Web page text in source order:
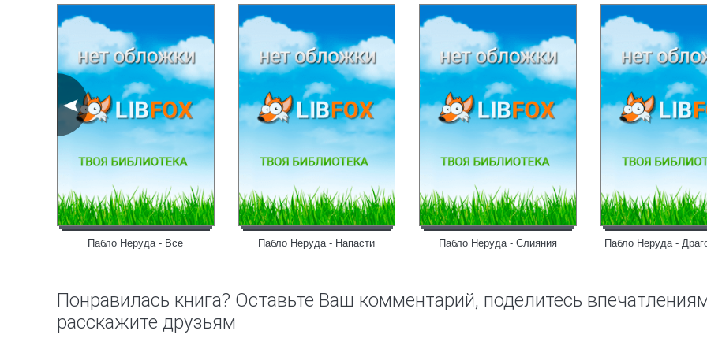
Пабло Неруда - Все Пабло Неруда - Напасти Пабло Неруда - Слияния Пабло Неруда -
Понравилась книга? Оставьте Ваш комментарий, поделитесь
расскажите друзьям